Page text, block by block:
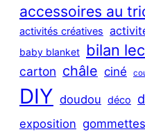
c
h
accessoires au
activités créatives
baby blanket bilan
carton châle ciné
DIY doudou déco
exposition gommettes